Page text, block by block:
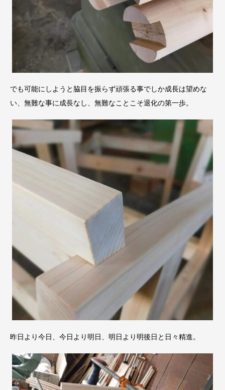
でも可能にしようと脇目を振らず頑張る事でしか成長は望めな
い、無難な事に成長なし、無難なことこそ退化の第一歩。
昨日より今日、今日より明日、明日より明後日と日々精進。